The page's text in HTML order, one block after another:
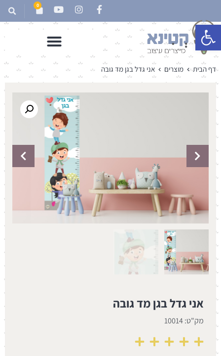
פתח סרגל נגישות
0
דף הבית מוצרים אני גדל בגן מד גובה
אני גדל בגן מד גובה
מק"ט: 10014